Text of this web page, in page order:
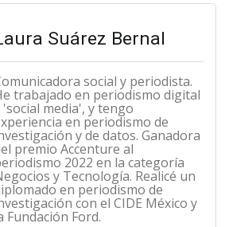
Suárez Bernal
social y periodista.
trabajado en periodismo digital
'social media', y tengo
en periodismo de
y de datos. Ganadora
premio Accenture al
2022 en la categoría
y Tecnología. Realicé un
en periodismo de
con el CIDE México y
Fundación Ford.